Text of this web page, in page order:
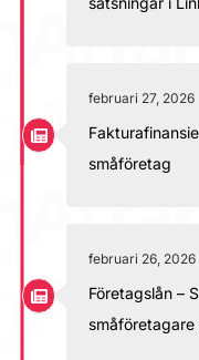
februari 27, 2026
småföretag
februari 26, 2026
Företagslån –